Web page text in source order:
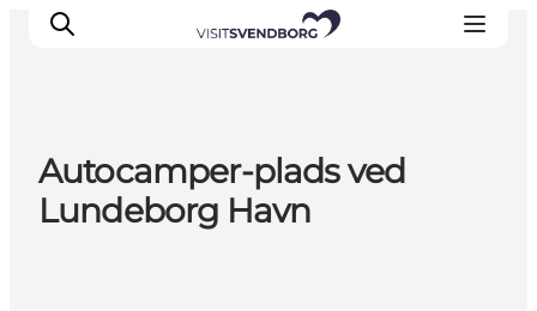
Oplev kultur & natur
Det sker i Svendborg
Autocamper-plads ved
Lundeborg Havn